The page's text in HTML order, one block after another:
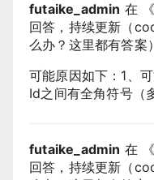
futaike_admin 在 《
回答，持续更新（
么办？这里都有答案）
可能原因如下：1、
Id之间有全角符号（
futaike_admin 在 《
回答，持续更新（